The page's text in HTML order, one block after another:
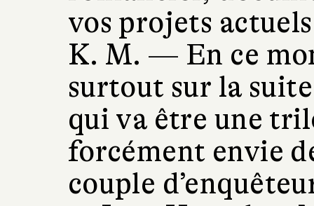
vos projets actuels
K. M. — En ce
surtout sur la suite
qui va être une
forcément envie
couple